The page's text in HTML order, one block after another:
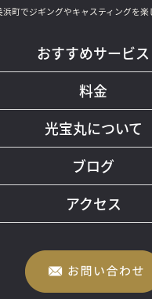
浜町でジギングやキャスティングを
おすすめサービス
料金
光宝丸について
ブログ
アクセス